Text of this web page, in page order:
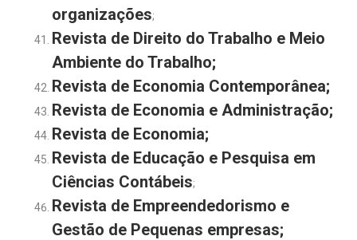
organizações;
Revista de Direito do Trabalho e Meio
Ambiente do Trabalho;
Revista de Economia Contemporânea;
Revista de Economia e Administração;
Revista de Economia;
Revista de Educação e Pesquisa em
Ciências Contábeis;
Revista de Empreendedorismo e
Gestão de Pequenas empresas;